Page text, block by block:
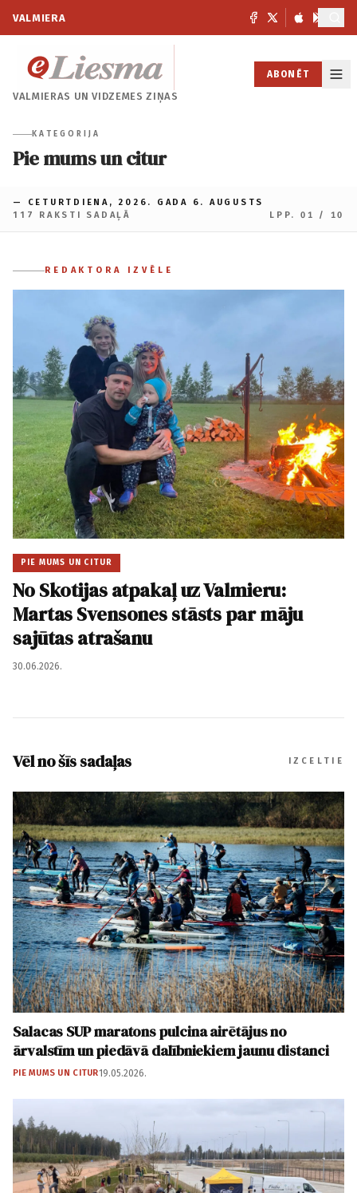
VALMIERA
VALMIERAS UNVIDZEMES ZIŅAS
ABONĒT
KATEGORIJA
Pie mums un citur
— CETURTDIENA, 2026. GADA 6. AUGUSTS
117 RAKSTI SADAĻĀ
LPP. 01 / 10
REDAKTORA IZVĒLE
PIE MUMS UN CITUR
No Skotijas atpakaļ uz Valmieru:
Martas Svensones stāsts par māju
sajūtas atrašanu
30.06.2026.
Vēl no šīs sadaļas IZCELTIE
Salacas SUP maratons pulcina airētājus no
ārvalstīm un piedāvā dalībniekiem jaunu distanci
PIE MUMS UN CITUR19.05.2026.